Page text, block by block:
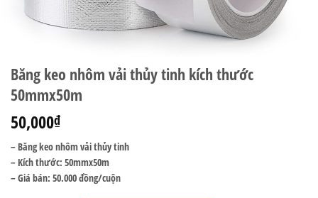
Băng keo nhôm vải thủy tinh kích thước
50mmx50m
50,000₫
– Băng keo nhôm vải thủy tinh
– Kích thước: 50mmx50m
– Giá bán: 50.000 đồng/cuộn